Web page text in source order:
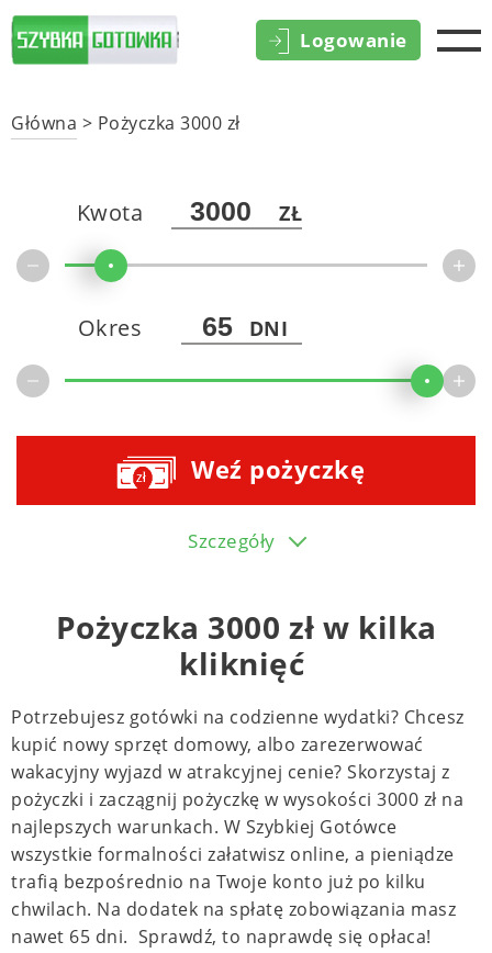
Logowanie
Główna > Pożyczka 3000 zł
Kwota ZŁ
Okres DNI
Weź pożyczkę
Szczegóły
Pożyczka 3000 zł w kilka
kliknięć
Potrzebujesz gotówki na codzienne wydatki? Chcesz
kupić nowy sprzęt domowy, albo zarezerwować
wakacyjny wyjazd w atrakcyjnej cenie? Skorzystaj z
pożyczki i zaczągnij pożyczkę w wysokości 3000 zł na
najlepszych warunkach. W Szybkiej Gotówce
wszystkie formalności załatwisz online, a pieniądze
trafią bezpośrednio na Twoje konto już po kilku
chwilach. Na dodatek na spłatę zobowiązania masz
nawet 65 dni. Sprawdź, to naprawdę się opłaca!